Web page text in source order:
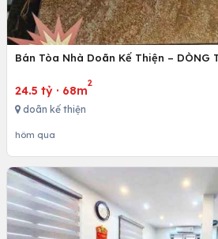
Bán Tòa Nhà Doãn Kế Thiện – DÒNG
24.5 tỷ · 68m
2
doãn kế thiện
hôm qua